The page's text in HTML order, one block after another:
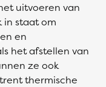
uitvoeren van
in staat om
en
het afstellen van
ze ook
thermische